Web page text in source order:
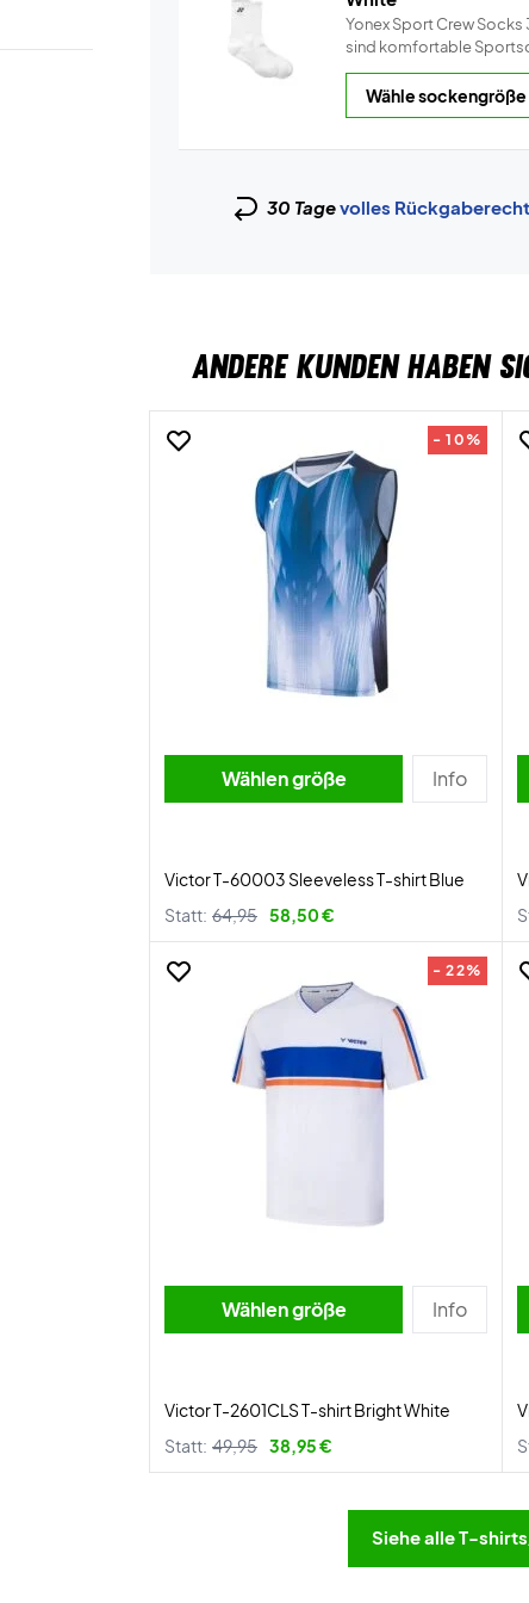
Yonex Sport Crew
sind komfortable
30 Tagevolles Rückgaberecht
ANDERE KUNDEN HABEN
- 10%
Wählen größe Info
Victor T-60003 Sleeveless T-shirt Blue
Statt: 64,95 58,50 €
- 22%
Wählen größe Info
Victor T-2601CLS T-shirt Bright White
Statt: 49,95 38,95 €
Siehe alle T-